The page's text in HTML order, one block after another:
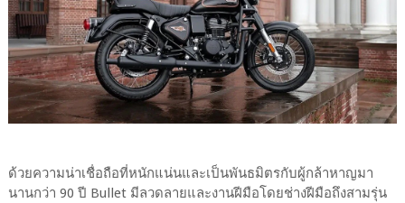
ด้วยความน่าเชื่อถือที่หนักแน่นและเป็นพันธมิตรกับผู้กล้าหาญมา
นานกว่า 90 ปี Bullet มีลวดลายและงานฝีมือโดยช่างฝีมือถึงสามรุ่น